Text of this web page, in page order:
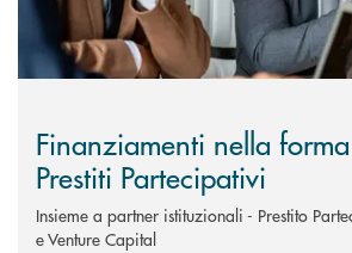
Finanziamenti nella
Prestiti Partecipativi
Insieme a partner istituzionali - Prestito
e Venture Capital